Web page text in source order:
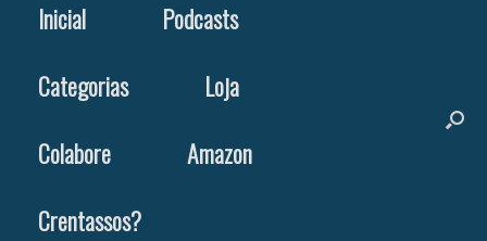
Inicial
Podcasts
Categorias
Loja
Colabore
Amazon
Crentassos?